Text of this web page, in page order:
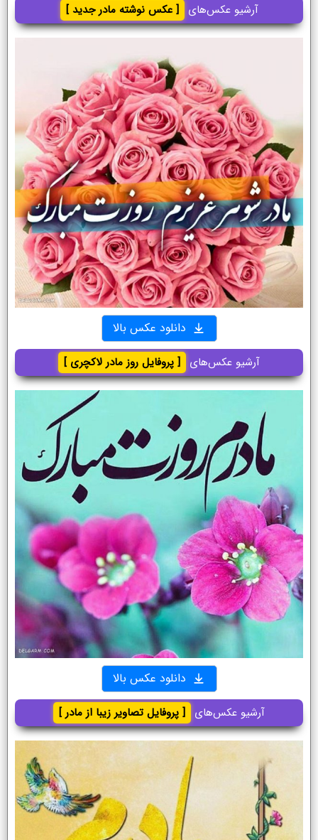
آرشیو عکس‌های [ عکس نوشته مادر جدید ]
دانلود عکس بالا
آرشیو عکس‌های [ پروفایل روز مادر لاکچری ]
دانلود عکس بالا
آرشیو عکس‌های [ پروفایل تصاویر زیبا از مادر ]